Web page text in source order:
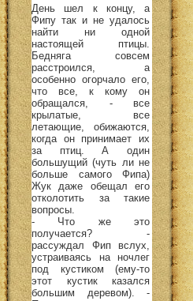
День шел к концу, а
Фипу так и не удалось
найти ни одной
настоящей птицы.
Бедняга совсем
расстроился, а
особенно огорчало его,
что все, к кому он
обращался, - все
крылатые, все
летающие, обижаются,
когда он принимает их
за птиц. А один
большущий (чуть ли не
больше самого Фипа)
Жук даже обещал его
отколотить за такие
вопросы.
- Что же это
получается? -
рассуждал Фип вслух,
устраиваясь на ночлег
под кустиком (ему-то
этот кустик казался
большим деревом). -